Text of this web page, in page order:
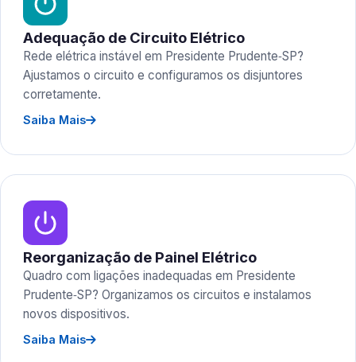
Adequação de Circuito Elétrico
Rede elétrica instável em Presidente Prudente‑SP?
Ajustamos o circuito e configuramos os disjuntores
corretamente.
Saiba Mais
Reorganização de Painel Elétrico
Quadro com ligações inadequadas em Presidente
Prudente‑SP? Organizamos os circuitos e instalamos
novos dispositivos.
Saiba Mais